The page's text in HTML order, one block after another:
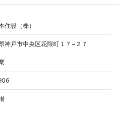
住設（株）
神戸市中央区花隈町１７−２７